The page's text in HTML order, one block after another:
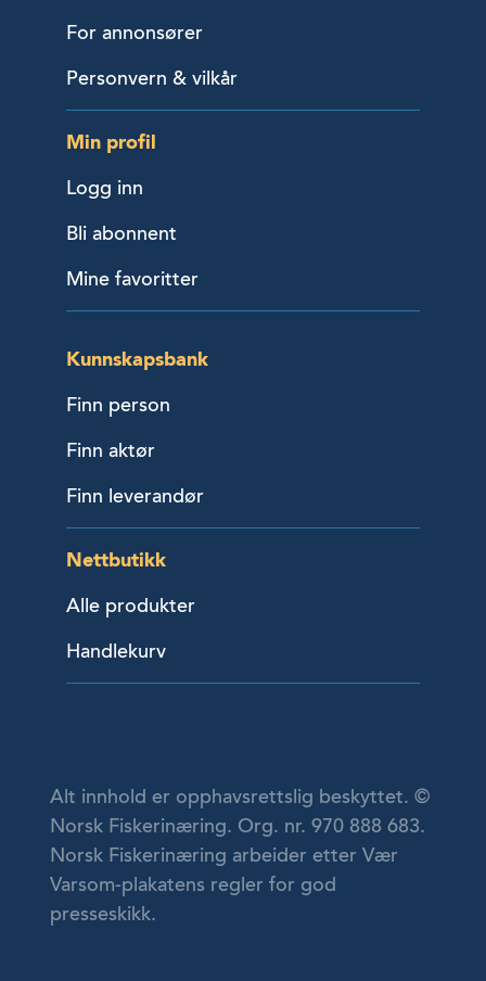
For annonsører
Personvern & vilkår
Min profil
Logg inn
Bli abonnent
Mine favoritter
Kunnskapsbank
Finn person
Finn aktør
Finn leverandør
Nettbutikk
Alle produkter
Handlekurv
Alt innhold er opphavsrettslig beskyttet. ©
Norsk Fiskerinæring. Org. nr. 970 888 683.
Norsk Fiskerinæring arbeider etter Vær
Varsom-plakatens regler for god
presseskikk.